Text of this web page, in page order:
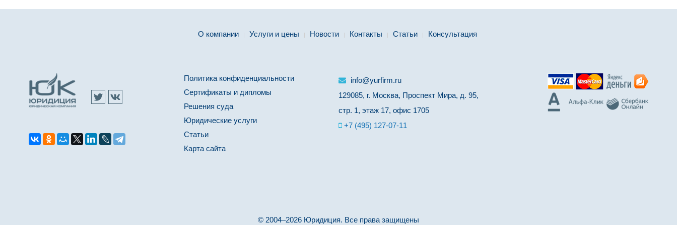
О компании Услуги и цены Новости Контакты Статьи Консультация
Политика конфиденциальности
Сертификаты и дипломы
Решения суда
Юридические услуги
Статьи
Карта сайта
info@yurfirm.ru
129085, г. Москва, Проспект Мира, д. 95,
стр. 1, этаж 17, офис 1705
+7 (495) 127-07-11
© 2004–2026 Юридиция. Все права защищены